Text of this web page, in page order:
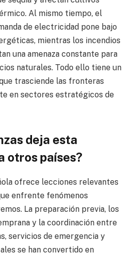
Al mismo tiempo, el
de electricidad pone bajo
mientras los incendios
una amenaza constante para
naturales. Todo ello tiene un
trasciende las fronteras
en sectores estratégicos de
deja esta
otros países?
ofrece lecciones relevantes
enfrente fenómenos
La preparación previa, los
y la coordinación entre
servicios de emergencia y
se han convertido en